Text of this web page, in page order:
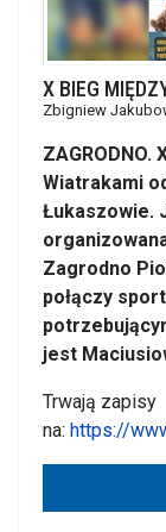
X BIEG
Zbigniew
ZAGRODNO.
Wiatrakami
Łukaszowie.
Zagrodno
połączy
jest
Trwają zapisy
na: https://